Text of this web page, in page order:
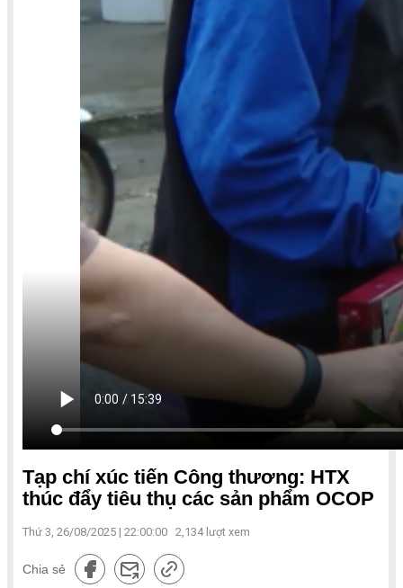
Tạp chí xúc tiến Công thương: HTX
thúc đẩy tiêu thụ các sản phẩm OCOP
Thứ 3, 26/08/2025 | 22:00:00 2,134lượt xem
Chia sẻ